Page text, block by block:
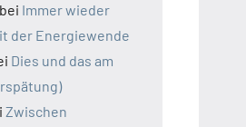
bei Immer wieder
der Energiewende
Dies und das am
Zwischen